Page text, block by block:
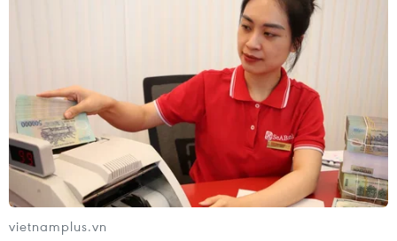
(TTXVN/Vietnam+)
vietnamplus.vn